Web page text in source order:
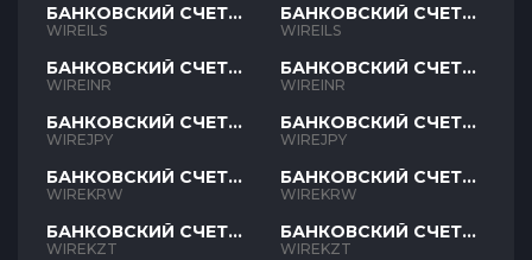
БАНКОВСКИЙ СЧЕТ
ILS
WIREILS
БАНКОВСКИЙ СЧЕТ
INR
WIREINR
БАНКОВСКИЙ СЧЕТ
JPY
WIREJPY
БАНКОВСКИЙ СЧЕТ
KRW
WIREKRW
БАНКОВСКИЙ СЧЕТ
KZT
WIREKZT
БАНКОВСКИЙ СЧЕТ
ILS
WIREILS
БАНКОВСКИЙ СЧЕТ
INR
WIREINR
БАНКОВСКИЙ СЧЕТ
JPY
WIREJPY
БАНКОВСКИЙ СЧЕТ
KRW
WIREKRW
БАНКОВСКИЙ СЧЕТ
KZT
WIREKZT